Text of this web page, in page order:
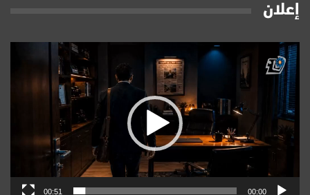
إعلان
مشغل
الفيديو
00:00
00:51